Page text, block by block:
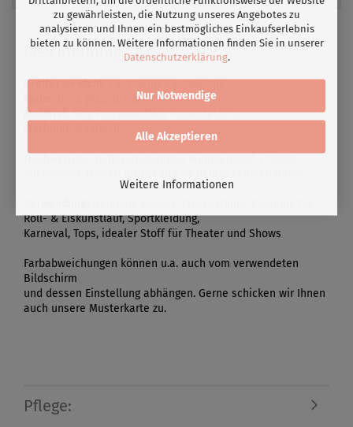
zu gewährleisten, die Nutzung unseres Angebotes zu
analysieren und Ihnen ein bestmögliches Einkaufserlebnis
bieten zu können. Weitere Informationen finden Sie in unserer
Datenschutzerklärung.
Alle Akzeptieren
Nur Notwendige
Weitere Informationen
Beschreibung
Breite/ Gewicht: ca. 145cm/ ca. 185g/qm
: blau, grau, braun
Material:66% Polyamid/26% Polyester/8%
Roll- & Eiskunstlauf, Sportkleidung,
Karneval, Tops, idealer Stoff für Theater und Shows
Farbabweichungen können u.a. auch vom verwendeten
Bildschirm
und dessen Einstellung abhängen. Gerne schicken wir Ihnen
auch unsere Musterkarte zu.
Pflege: